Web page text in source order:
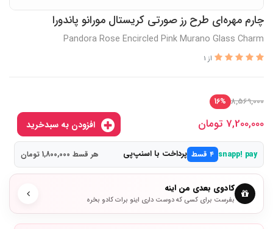
چارم مهره‌ای طرح رز صورتی کریستال مورانو پاندورا
Pandora Rose Encircled Pink Murano Glass Charm
از 1
8,569,000
16%
7,200,000 تومان
snapp! pay ۴ قسط پرداخت با اسنپ‌پی هر قسط 1,800,000 تومان
کادوی بعدی من اینه
بفرست برای کسی که دوست داری اینو برات کادو بخره